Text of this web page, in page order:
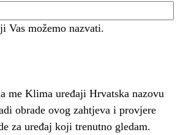
Vas možemo nazvati.
me Klima uređaji Hrvatska nazovu
obrade ovog zahtjeva i provjere
za uređaj koji trenutno gledam.